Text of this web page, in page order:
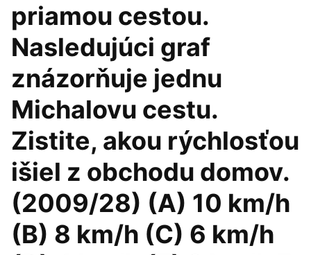
priamou cestou.
Nasledujúci graf
znázorňuje jednu
Michalovu cestu.
Zistite, akou rýchlosťou
išiel z obchodu domov.
(2009/28) (A) 10 km/h
(B) 8 km/h (C) 6 km/h